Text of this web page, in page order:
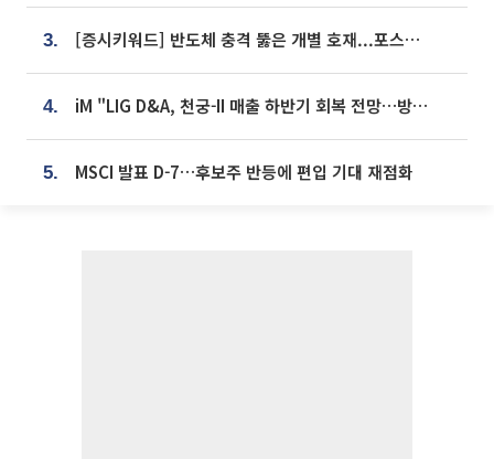
3. [증시키워드] 반도체 충격 뚫은 개별 호재...포스코퓨처엠·에코프로·한화솔루션 '눈길'
4. iM "LIG D&A, 천궁-II 매출 하반기 회복 전망…방산 톱픽 유지"
5. MSCI 발표 D-7…후보주 반등에 편입 기대 재점화